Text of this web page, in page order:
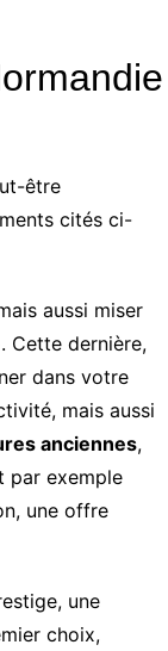
être
cités ci-
aussi miser
Cette dernière,
dans votre
mais aussi
anciennes,
par exemple
une offre
une
choix,